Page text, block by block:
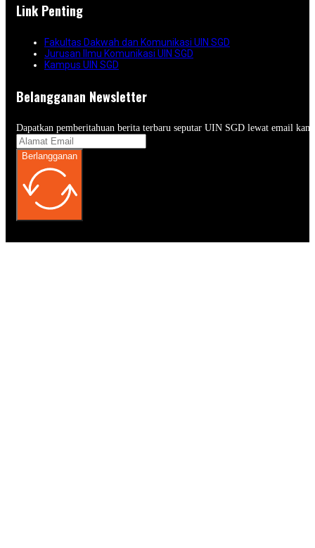
Link Penting
Fakultas Dakwah dan Komunikasi UIN SGD
Jurusan Ilmu Komunikasi UIN SGD
Kampus UIN SGD
Belangganan Newsletter
Dapatkan pemberitahuan berita terbaru seputar UIN SGD lewat email
Berlangganan